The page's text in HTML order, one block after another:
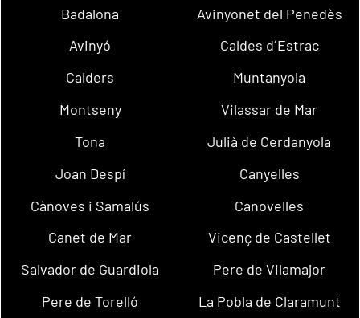
Badalona
Avinyonet del Penedès
Avinyó
Caldes d´Estrac
Calders
Muntanyola
Montseny
Vilassar de Mar
Tona
Julià de Cerdanyola
Joan Despí
Canyelles
Cànoves i Samalús
Canovelles
Canet de Mar
Vicenç de Castellet
Salvador de Guardiola
Pere de Vilamajor
Pere de Torelló
La Pobla de Claramunt